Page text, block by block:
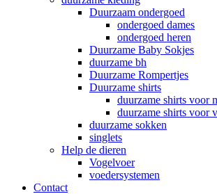
Duurzaam ondergoed
ondergoed dames
ondergoed heren
Duurzame Baby Sokjes
duurzame bh
Duurzame Rompertjes
Duurzame shirts
duurzame shirts voor
duurzame shirts voor
duurzame sokken
singlets
Help de dieren
Vogelvoer
voedersystemen
Contact